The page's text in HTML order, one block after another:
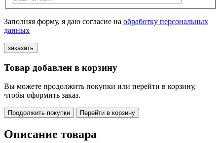
Заполняя форму, я даю согласие на обработку персональных
данных
Товар добавлен в корзину
Вы можете продолжить покупки или перейти в корзину,
чтобы оформить заказ.
Продолжить покупки Перейти в корзину
Описание товара